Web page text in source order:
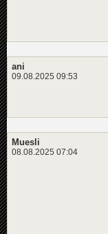
ani
09.08.2025 09:53
Muesli
08.08.2025 07:04